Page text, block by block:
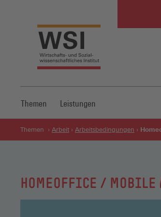
Themen Leistungen
Themen Arbeit Arbeitsbedingungen
HOMEOFFICE / MOBILE